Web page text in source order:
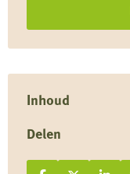
Inhoud
Delen